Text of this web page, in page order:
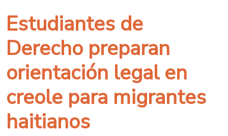
Estudiantes de
Derecho preparan
orientación legal en
creole para migrantes
haitianos